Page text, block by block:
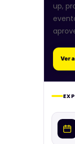
up,
Ver